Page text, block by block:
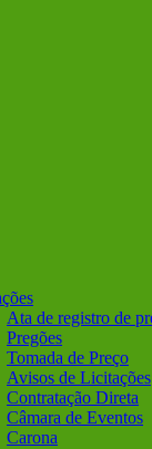
Ata de registro de
Pregões
Tomada de Preço
Avisos de Licitações
Contratação Direta
Câmara de Eventos
Carona